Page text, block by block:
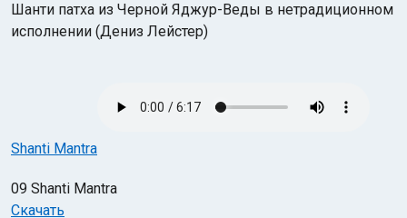
Шанти патха из Черной Яджур-Веды в нетрадиционном
исполнении (Дениз Лейстер)
Shanti Mantra
09 Shanti Mantra
Скачать